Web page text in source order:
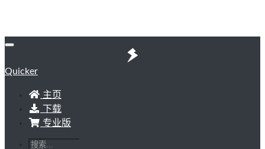
Quicker
主页
下载
专业版